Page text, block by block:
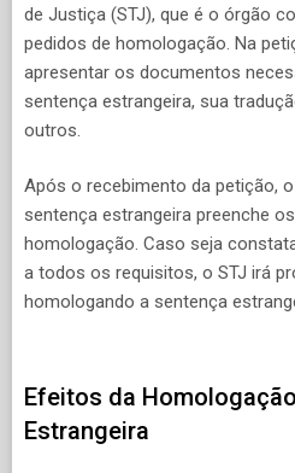
de Justiça (STJ), que é o órgão
pedidos de homologação. Na
apresentar os documentos
sentença estrangeira, sua
outros.
Após o recebimento da petição,
sentença estrangeira preenche
homologação. Caso seja
a todos os requisitos, o STJ irá
homologando a sentença
Efeitos da
Estrangeira